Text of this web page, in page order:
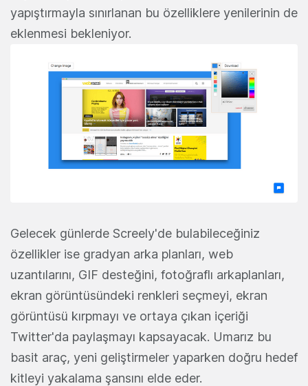
yapıştırmayla sınırlanan bu özelliklere yenilerinin de
eklenmesi bekleniyor.
Gelecek günlerde Screely'de bulabileceğiniz
özellikler ise gradyan arka planları, web
uzantılarını, GIF desteğini, fotoğraflı arkaplanları,
ekran görüntüsündeki renkleri seçmeyi, ekran
görüntüsü kırpmayı ve ortaya çıkan içeriği
Twitter'da paylaşmayı kapsayacak. Umarız bu
basit araç, yeni geliştirmeler yaparken doğru hedef
kitleyi yakalama şansını elde eder.